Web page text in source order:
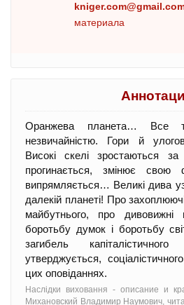
материала
Оранжева планета… Все
незвичайністю. Гори й
Високі скелі зростаються
прогинається, змінює свою
випрямляється… Великі дива
далекій планеті! Про
майбутнього, про дивовижні
боротьбу думок і боротьбу
загибель
утверджується,
цих оповіданнях.
Наслідки виховання - oписание и
Михановский Владимир Наумович,